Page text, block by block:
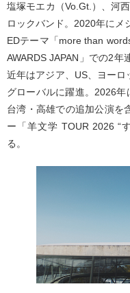
塩塚モエカ（Vo.Gt.）、河
ロックバンド。2020年にメ
EDテーマ「more than
AWARDS JAPAN」での2年
近年はアジア、US、ヨーロ
グローバルに躍進。2026年
台湾・高雄での追加公演を
ー「羊文学 TOUR 2026 “
る。